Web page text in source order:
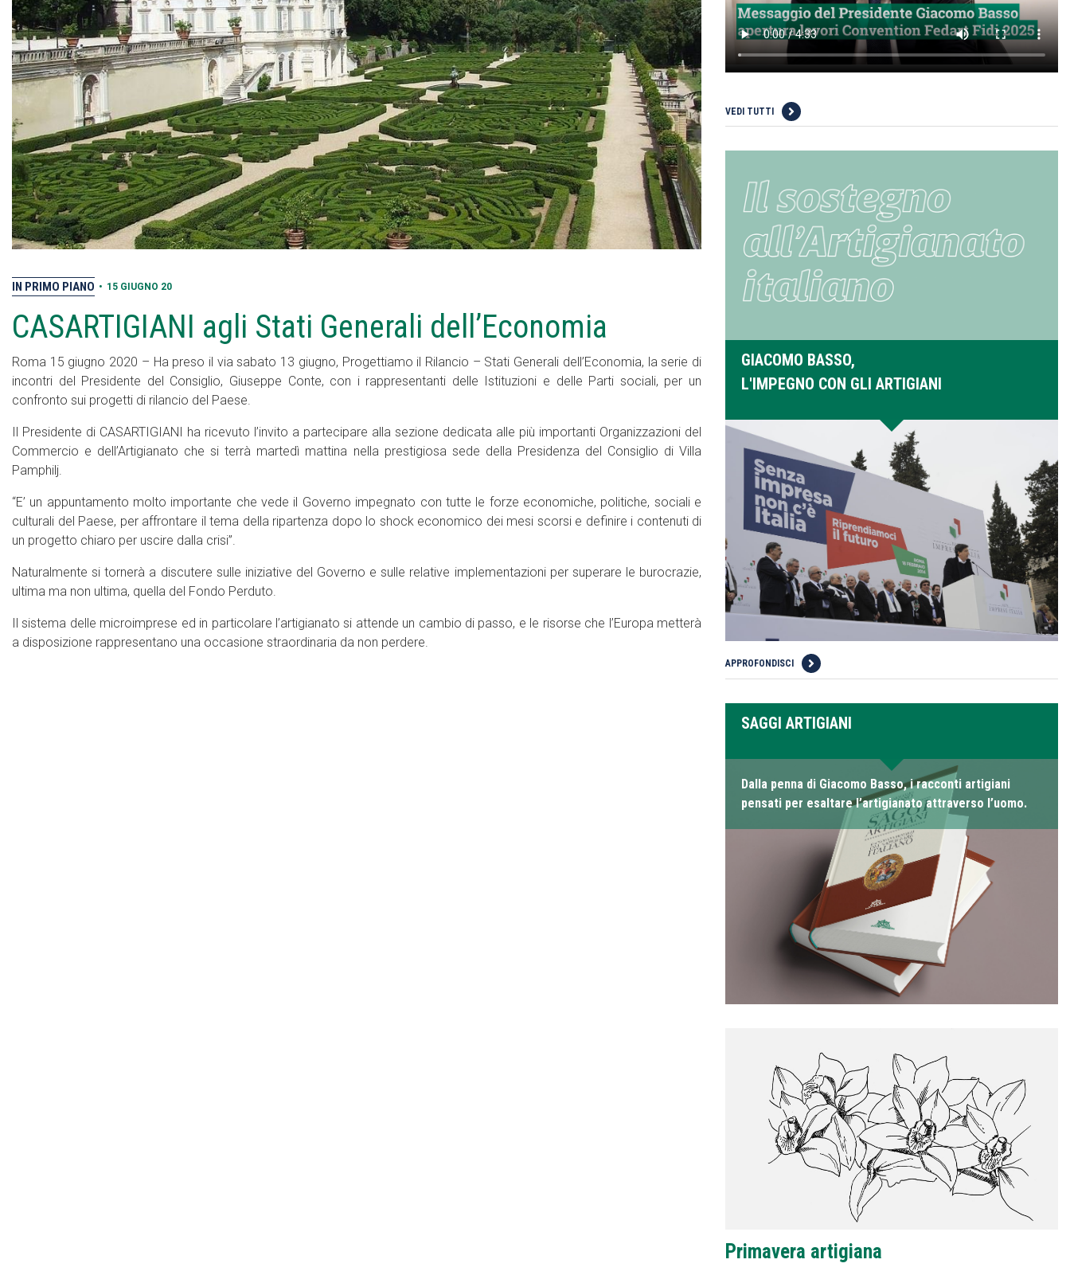
IN PRIMO PIANO • 15 GIUGNO 20
CASARTIGIANI agli Stati Generali dell’Economia
Roma 15 giugno 2020 – Ha preso il via sabato 13 giugno, Progettiamo il Rilancio – Stati Generali dell’Economia, la serie di
incontri del Presidente del Consiglio, Giuseppe Conte, con i rappresentanti delle Istituzioni e delle Parti sociali, per un
confronto sui progetti di rilancio del Paese.
Il Presidente di CASARTIGIANI ha ricevuto l’invito a partecipare alla sezione dedicata alle più importanti Organizzazioni del
Commercio e dell’Artigianato che si terrà martedì mattina nella prestigiosa sede della Presidenza del Consiglio di Villa
Pamphilj.
“E’ un appuntamento molto importante che vede il Governo impegnato con tutte le forze economiche, politiche, sociali e
culturali del Paese, per affrontare il tema della ripartenza dopo lo shock economico dei mesi scorsi e definire i contenuti di
un progetto chiaro per uscire dalla crisi”.
Naturalmente si tornerà a discutere sulle iniziative del Governo e sulle relative implementazioni per superare le burocrazie,
ultima ma non ultima, quella del Fondo Perduto.
Il sistema delle microimprese ed in particolare l’artigianato si attende un cambio di passo, e le risorse che l’Europa metterà
a disposizione rappresentano una occasione straordinaria da non perdere.
VEDI TUTTI
GIACOMO BASSO,
L'IMPEGNO CON GLI ARTIGIANI
APPROFONDISCI
SAGGI ARTIGIANI
Dalla penna di Giacomo Basso, i racconti artigiani
pensati per esaltare l’artigianato attraverso l’uomo.
Primavera artigiana